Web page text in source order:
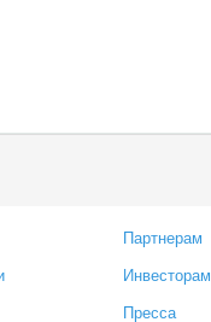
Партнерам
Инвесторам
Пресса